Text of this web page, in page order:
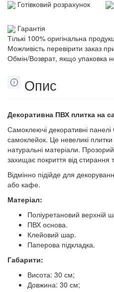
Готівковий розрахунок
Гарантія
Тількі 100% оригінальна
Можливість перевірити заказ
Обмін/Возврат, якщо упаковка
Опис
Декоративна ПВХ плитка на
Самоклеючі декоративні
самоклейок. Це невеликі
натуральні матеріали.
захищає покриття від
Відмінно підійде для
або кафе.
Матеріал:
Поліуретановий верхній
ПВХ основа.
Клейовий шар.
Паперова підкладка.
Габарити:
Висота: 30 см;
Довжина: 30 см;